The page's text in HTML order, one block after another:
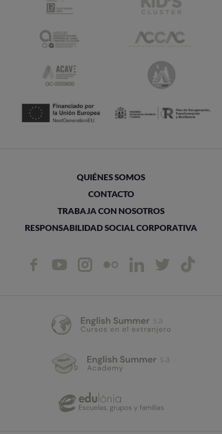
QUIÉNES SOMOS
CONTACTO
TRABAJA CON NOSOTROS
RESPONSABILIDAD SOCIAL CORPORATIVA